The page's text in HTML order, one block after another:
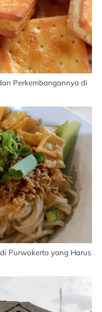
Perkembangannya di
Purwokerto yang Harus